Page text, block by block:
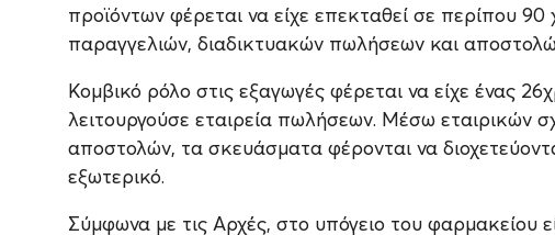
προϊόντων φέρεται να είχε επεκταθεί σε περίπου
παραγγελιών, διαδικτυακών πωλήσεων και
Κομβικό ρόλο στις εξαγωγές φέρεται να είχε ένας
λειτουργούσε εταιρεία πωλήσεων. Μέσω εταιρικών
αποστολών, τα σκευάσματα φέρονται να
εξωτερικό.
Σύμφωνα με τις Αρχές, στο υπόγειο του φαρμακείου